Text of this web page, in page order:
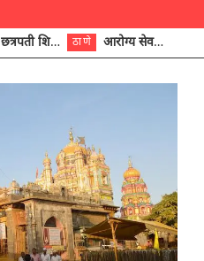
छत्रपती शिवाजी महाराज रुग्णालयात दुर्मिळ ट्युमरची यशस्वी शस्त्रक्रिया ठाणे आरोग्य सेवक (पुरुष) पदावरून ११ कर्मचाऱ्यांना आरोग्य सहाय्यक (पुरुष) पदावर पदोन्नती; मुख्य कार्यकारी अधिकारी रणजित यादव यांच्या हस्ते आदेश वितरण